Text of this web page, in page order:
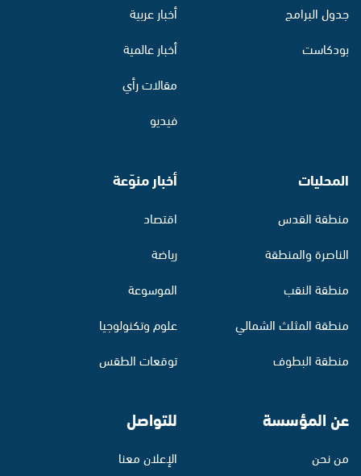
جدول البرامج
بودكاست
أخبار عربية
أخبار عالمية
مقالات رأي
فيديو
المحليات
منطقة القدس
الناصرة والمنطقة
منطقة النقب
منطقة المثلث الشمالي
منطقة البطوف
أخبار منوّعة
اقتصاد
رياضة
الموسوعة
علوم وتكنولوجيا
توقعات الطقس
عن المؤسسة
من نحن
للتواصل
الإعلان معنا